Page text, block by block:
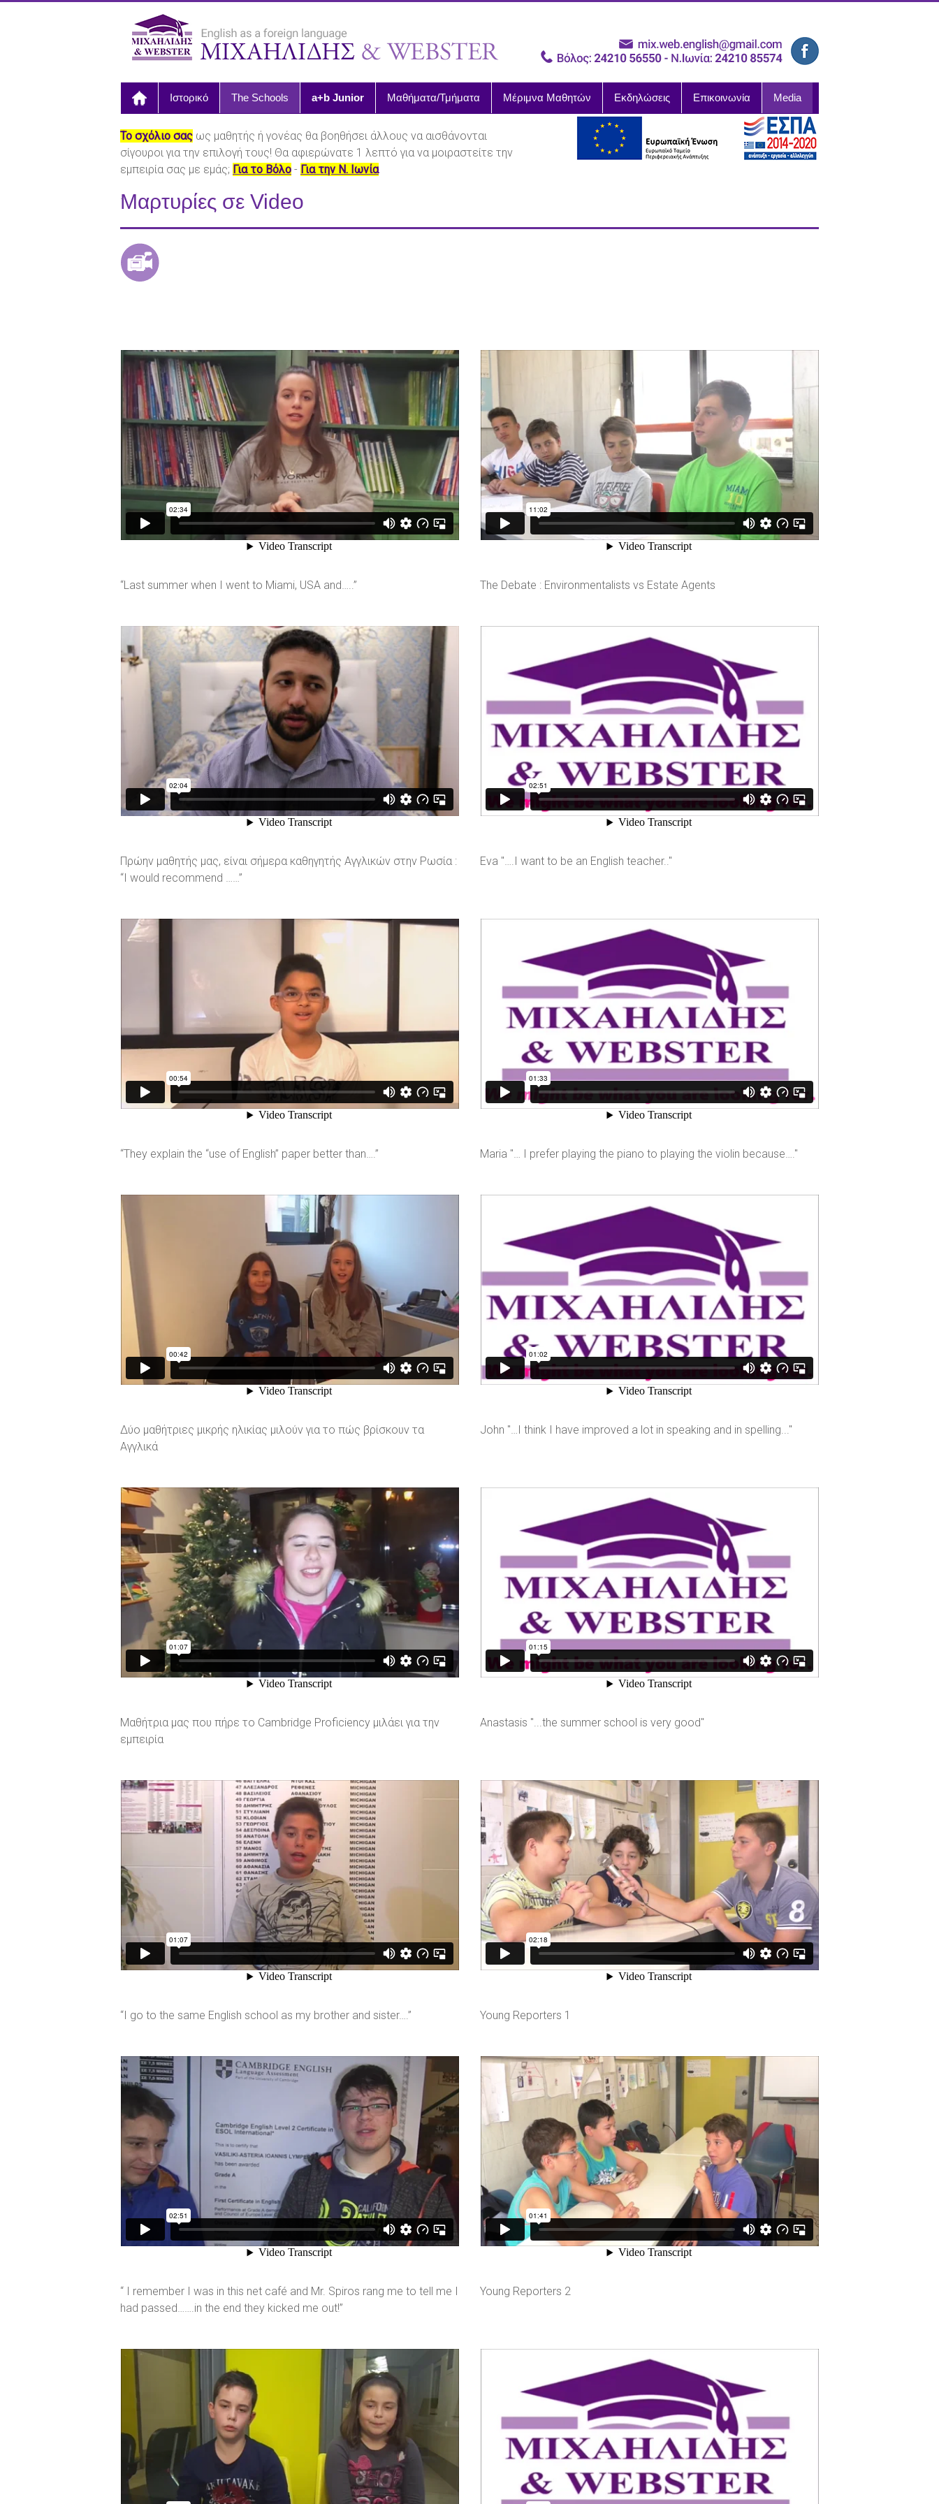
Ιστορικό The Schools a+b Junior Μαθήματα/Τμήματα Μέριμνα Μαθητών Εκδηλώσεις Επικοινωνία Media
Το σχόλιο σας ως μαθητής ή γονέας θα βοηθήσει άλλους να αισθάνονται
σίγουροι για την επιλογή τους! Θα αφιερώνατε 1 λεπτό για να μοιραστείτε την
εμπειρία σας με εμάς; Για το Βόλο - Για την Ν. Ιωνία
.Μαρτυρίες σε Video
“Last summer when I went to Miami, USA and…..”
Πρώην μαθητής μας, είναι σήμερα καθηγητής Αγγλικών στην Ρωσία :
“I would recommend ……”
“They explain the “use of English” paper better than….”
Δύο μαθήτριες μικρής ηλικίας μιλούν για το πώς βρίσκουν τα
Αγγλικά
Μαθήτρια μας που πήρε το Cambridge Proficiency μιλάει για την
εμπειρία
“I go to the same English school as my brother and sister….”
“ I remember I was in this net café and Mr. Spiros rang me to tell me I
had passed…….in the end they kicked me out!”
The Debate : Environmentalists vs Estate Agents
Eva "….I want to be an English teacher.."
Maria "… I prefer playing the piano to playing the violin because…."
John "…I think I have improved a lot in speaking and in spelling..."
Anastasis "...the summer school is very good"
Young Reporters 1
Young Reporters 2